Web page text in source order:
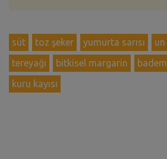
süt toz şeker yumurta sarısı un
tereyağı
bitkisel margarin badem
kuru kayısı